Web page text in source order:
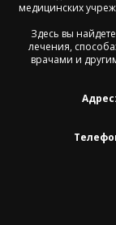
медицинских
Здесь вы
лечения,
врачами и
Адрес: